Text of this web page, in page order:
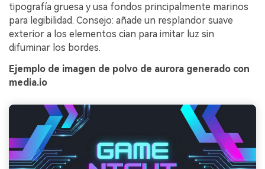
tipografía gruesa y usa fondos principalmente marinos
para legibilidad. Consejo: añade un resplandor suave
exterior a los elementos cian para imitar luz sin
difuminar los bordes.
Ejemplo de imagen de polvo de aurora generado con
media.io